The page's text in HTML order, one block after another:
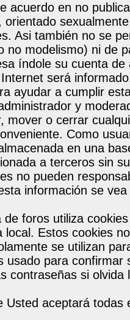
acuerdo en no
orientado
Asi también no se
no modelismo) ni de
índole su cuenta
será
ayudar a cumplir
y
mover o cerrar
Como
en una
a terceros sin
no pueden
información se
de foros utiliza
local. Estos cookies
se utilizan
usado para
contraseñas si olvida
Usted aceptará todas